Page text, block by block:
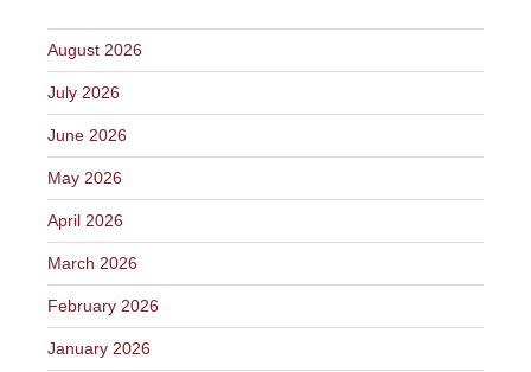
August 2026
July 2026
June 2026
May 2026
April 2026
March 2026
February 2026
January 2026